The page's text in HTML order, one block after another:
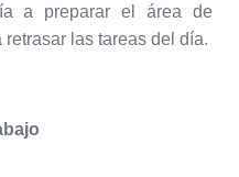
a preparar el área de
las tareas del día.